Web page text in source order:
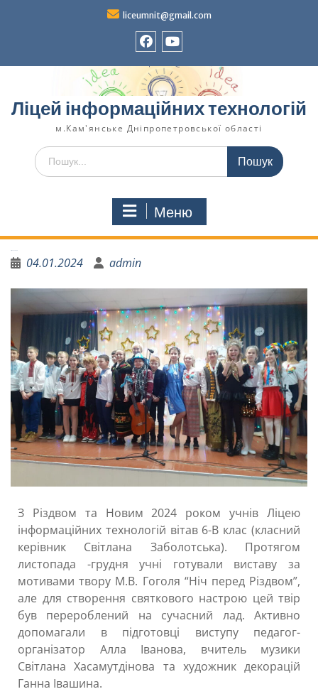
liceumnit@gmail.com
Ліцей інформаційних технологій
м.Кам'янське Дніпропетровської області
Меню
04.01.2024 admin
З Різдвом та Новим 2024 роком учнів Ліцею
інформаційних технологій вітав 6-В клас (класний
керівник Світлана Заболотська). Протягом
листопада -грудня учні готували виставу за
мотивами твору М.В. Гоголя “Ніч перед Різдвом”,
але для створення святкового настрою цей твір
був перероблений на сучасний лад. Активно
допомагали в підготовці виступу педагог-
організатор Алла Іванова, вчитель музики
Світлана Хасамутдінова та художник декорацій
Ганна Івашина.